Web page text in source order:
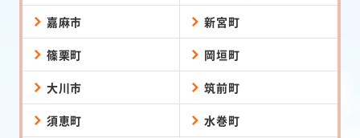
嘉麻市 新宮町
篠栗町 岡垣町
大川市 筑前町
須恵町 水巻町